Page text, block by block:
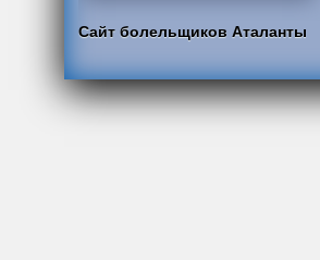
Сайт болельщиков Аталанты